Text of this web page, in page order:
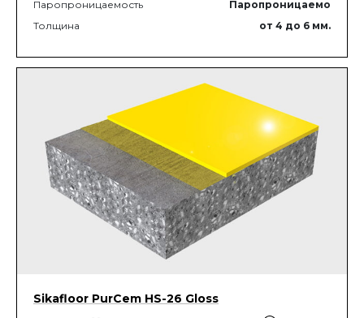
Паропроницаемость
Паропроницаемо
Толщина
от 4 до 6 мм.
Sikafloor PurCem HS-26 Gloss